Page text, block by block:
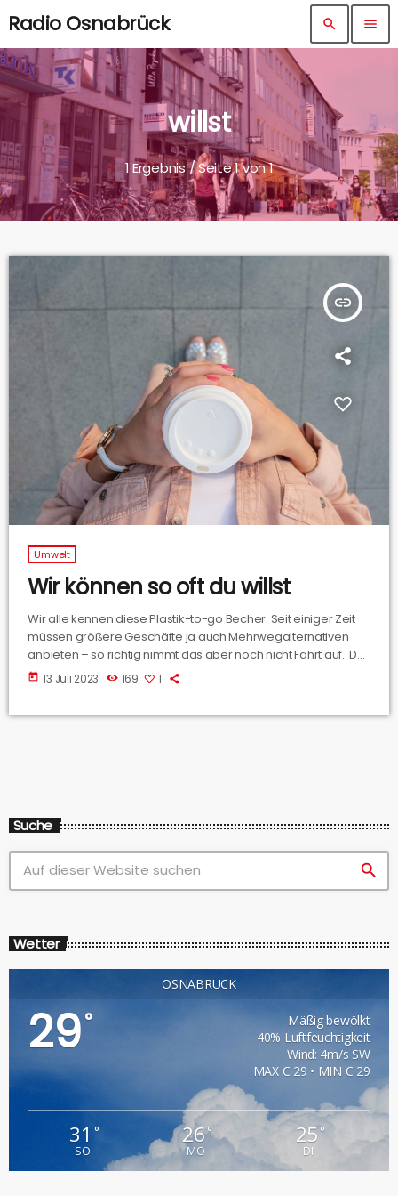
Radio Osnabrück search menu
willst
1 Ergebnis / Seite 1 von 1
insert_link
Umwelt
Wir können so oft du willst
Wir alle kennen diese Plastik-to-go Becher. Seit einiger Zeit
müssen größere Geschäfte ja auch Mehrwegalternativen
anbieten – so richtig nimmt das aber noch nicht Fahrt auf. Der
Rat hat eine Imagekampagne und ein Förderprogramm
today 13 Juli 2023 169 1
Suche
search
Wetter
OSNABRÜCK
29°
Mäßig bewölkt
40% Luftfeuchtigkeit
Wind: 4m/s SW
MAX C 29 • MIN C 29
31 °
SO
26°
MO
25°
DI